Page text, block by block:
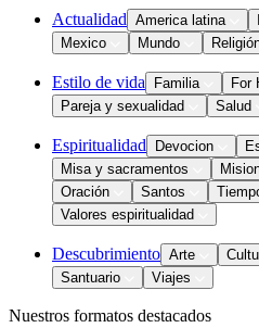
Actualidad America latina
Mexico
Mundo
Estilo de vida Familia
For
Pareja y sexualidad
Salud
Espiritualidad Devocion
Misa y sacramentos
Oración
Santos
Valores espiritualidad
Descubrimiento Arte
Santuario
Viajes
Nuestros formatos destacados